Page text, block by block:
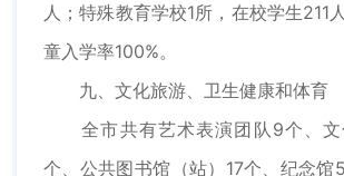
人；特殊教育学校1所，在校学生211
童入学率100%。
九、文化旅游、卫生健康和体育
全市共有艺术表演团队9个、文
个、公共图书馆（站）17个、纪念馆